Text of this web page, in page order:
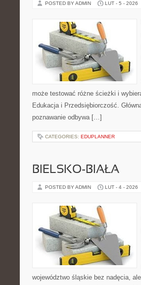
POSTED BY ADMIN LUT - 5 - 2026
może testować różne ścieżki i
Edukacja i Przedsiębiorczość.
poznawanie odbywa […]
CATEGORIES: EDUPLANNER
BIELSKO-BIAŁA
POSTED BY ADMIN LUT - 4 - 2026
województwo śląskie bez nadęcia,